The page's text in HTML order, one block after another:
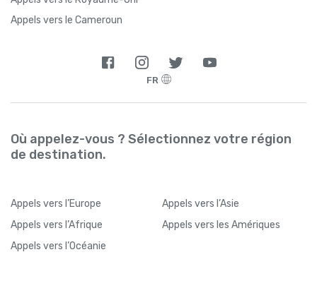
Appels vers le Cameroun
FR
Où appelez-vous ? Sélectionnez votre région
de destination.
Appels vers l’Europe Appels vers l’Asie
Appels vers l’Afrique Appels vers les Amériques
Appels vers l’Océanie